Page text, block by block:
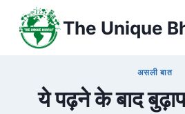
content
The Unique
असली बात
ये पढ़ने के बाद